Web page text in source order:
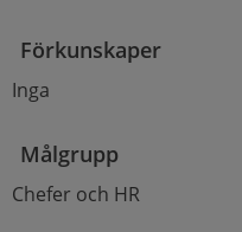
Förkunskaper
Inga
Målgrupp
Chefer och HR